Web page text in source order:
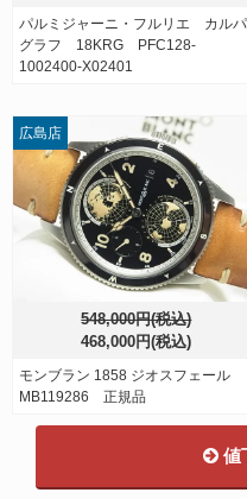
パルミジャーニ・フルリエ カルパ
グラフ 18KRG PFC128-
1002400-X02401
548,000円(税込)
468,000円(税込)
モンブラン 1858 ジオスフェール
MB119286 正規品
広島店
値